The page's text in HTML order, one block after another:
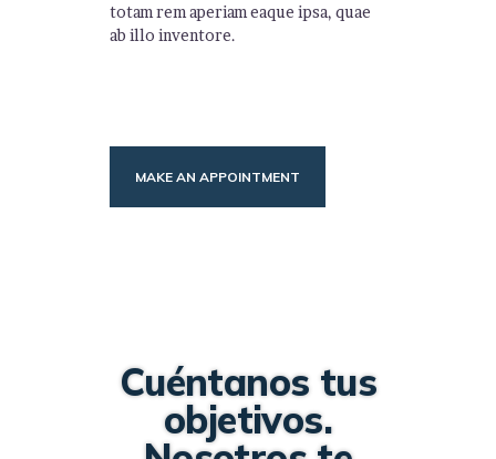
totam rem aperiam eaque ipsa, quae
ab illo inventore.
MAKE AN APPOINTMENT
Cuéntanos tus
objetivos.